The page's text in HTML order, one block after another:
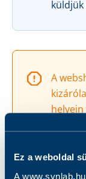
Ez a weboldal
A
küldjük
A